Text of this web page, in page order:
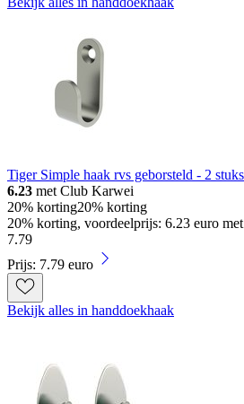
Tiger Simple haak rvs geborsteld - 2 stuks
6.23 met Club Karwei
20% korting20% korting
20% korting, voordeelprijs: 6.23 euro
7.79
Prijs: 7.79 euro
Bekijk alles in handdoekhaak